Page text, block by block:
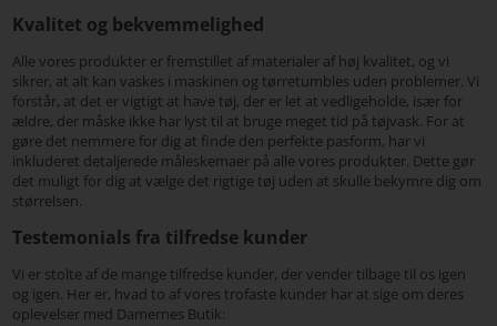
Kvalitet og bekvemmelighed
Alle vores produkter er fremstillet af materialer af høj kvalitet, og vi
sikrer, at alt kan vaskes i maskinen og tørretumbles uden problemer. Vi
forstår, at det er vigtigt at have tøj, der er let at vedligeholde, især for
ældre, der måske ikke har lyst til at bruge meget tid på tøjvask. For at
gøre det nemmere for dig at finde den perfekte pasform, har vi
inkluderet detaljerede måleskemaer på alle vores produkter. Dette gør
det muligt for dig at vælge det rigtige tøj uden at skulle bekymre dig om
størrelsen.
Testemonials fra tilfredse kunder
Vi er stolte af de mange tilfredse kunder, der vender tilbage til os igen
og igen. Her er, hvad to af vores trofaste kunder har at sige om deres
oplevelser med Damernes Butik: